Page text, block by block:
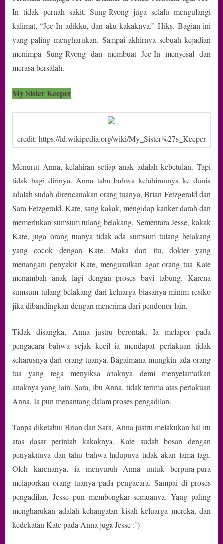
In tidak pernah sakit. Sung-Ryong juga selalu mengulangi
kalimat, “Jee-In adikku, dan aku kakaknya.” Hiks. Bagian ini
yang paling mengharukan. Sampai akhirnya sebuah kejadian
menimpa Sung-Ryong dan membuat Jee-In menyesal dan
merasa bersalah.
My Sister Keeper
credit: https://id.wikipedia.org/wiki/My_Sister%27s_Keeper
Menurut Anna, kelahiran setiap anak adalah kebetulan. Tapi
tidak bagi dirinya. Anna tahu bahwa kelahirannya ke dunia
adalah sudah direncanakan orang tuanya, Brian Fetzgerald dan
Sara Fetzgerald. Kate, sang kakak, mengidap kanker darah dan
memerlukan sumsum tulang belakang. Sementara Jesse, kakak
Kate, juga orang tuanya tidak ada sumsum tulang belakang
yang cocok dengan Kate. Maka dari itu, dokter yang
menangani penyakit Kate, mengusulkan agar orang tua Kate
menambah anak lagi dengan proses bayi tabung. Karena
sumsum tulang belakang dari keluarga biasanya minim resiko
jika dibandingkan dengan menerima dari pendonor lain.
Tidak disangka, Anna justru berontak. Ia melapor pada
pengacara bahwa sejak kecil ia mendapat perlakuan tidak
seharusnya dari orang tuanya. Bagaimana mungkin ada orang
tua yang tega menyiksa anaknya demi menyelamatkan
anaknya yang lain. Sara, ibu Anna, tidak terima atas perlakuan
Anna. Ia pun menantang dalam proses pengadilan.
Tanpa diketahui Brian dan Sara, Anna justru melakukan hal itu
atas dasar perintah kakaknya. Kate sudah bosan dengan
penyakitnya dan tahu bahwa hidupnya tidak akan lama lagi.
Oleh karenanya, ia menyuruh Anna untuk berpura-pura
melaporkan orang tuanya pada pengacara. Sampai di proses
pengadilan, Jesse pun membongkar semuanya. Yang paling
mengharukan adalah kehangatan kisah keluarga mereka, dan
kedekatan Kate pada Anna juga Jesse :’)